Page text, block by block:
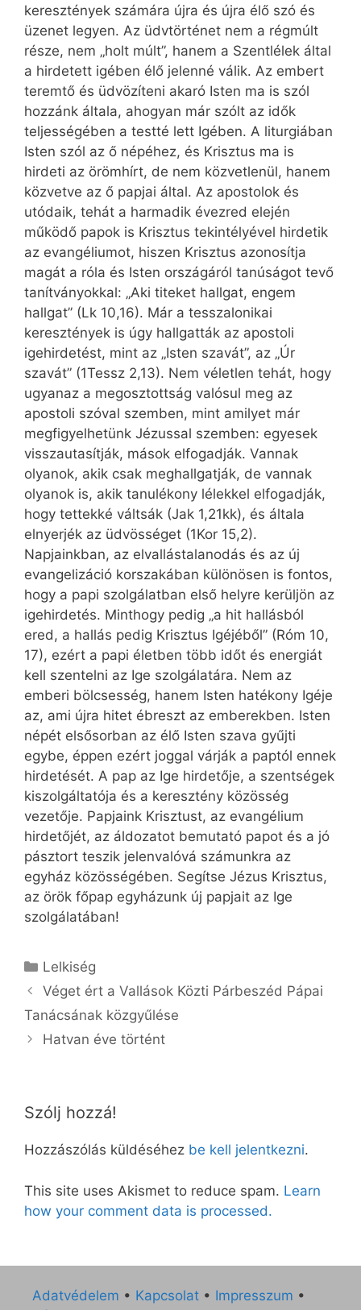
keresztények számára újra és újra élő szó és
üzenet legyen. Az üdvtörténet nem a régmúlt
része, nem „holt múlt”, hanem a Szentlélek által
a hirdetett igében élő jelenné válik. Az embert
teremtő és üdvözíteni akaró Isten ma is szól
hozzánk általa, ahogyan már szólt az idők
teljességében a testté lett Igében. A liturgiában
Isten szól az ő népéhez, és Krisztus ma is
hirdeti az örömhírt, de nem közvetlenül, hanem
közvetve az ő papjai által. Az apostolok és
utódaik, tehát a harmadik évezred elején
működő papok is Krisztus tekintélyével hirdetik
az evangéliumot, hiszen Krisztus azonosítja
magát a róla és Isten országáról tanúságot tevő
tanítványokkal: „Aki titeket hallgat, engem
hallgat” (Lk 10,16). Már a tesszalonikai
keresztények is úgy hallgatták az apostoli
igehirdetést, mint az „Isten szavát”, az „Úr
szavát” (1Tessz 2,13). Nem véletlen tehát, hogy
ugyanaz a megosztottság valósul meg az
apostoli szóval szemben, mint amilyet már
megfigyelhetünk Jézussal szemben: egyesek
visszautasítják, mások elfogadják. Vannak
olyanok, akik csak meghallgatják, de vannak
olyanok is, akik tanulékony lélekkel elfogadják,
hogy tettekké váltsák (Jak 1,21kk), és általa
elnyerjék az üdvösséget (1Kor 15,2).
Napjainkban, az elvallástalanodás és az új
evangelizáció korszakában különösen is fontos,
hogy a papi szolgálatban első helyre kerüljön az
igehirdetés. Minthogy pedig „a hit hallásból
ered, a hallás pedig Krisztus Igéjéből” (Róm 10,
17), ezért a papi életben több időt és energiát
kell szentelni az Ige szolgálatára. Nem az
emberi bölcsesség, hanem Isten hatékony Igéje
az, ami újra hitet ébreszt az emberekben. Isten
népét elsősorban az élő Isten szava gyűjti
egybe, éppen ezért joggal várják a paptól ennek
hirdetését. A pap az Ige hirdetője, a szentségek
kiszolgáltatója és a keresztény közösség
vezetője. Papjaink Krisztust, az evangélium
hirdetőjét, az áldozatot bemutató papot és a jó
pásztort teszik jelenvalóvá számunkra az
egyház közösségében. Segítse Jézus Krisztus,
az örök főpap egyházunk új papjait az Ige
szolgálatában!
Kategória
Lelkiség
Véget ért a Vallások Közti Párbeszéd Pápai
Tanácsának közgyűlése
Hatvan éve történt
Szólj hozzá!
Hozzászólás küldéséhez be kell jelentkezni.
This site uses Akismet to reduce spam. Learn
how your comment data is processed.
Adatvédelem • Kapcsolat • Impresszum •